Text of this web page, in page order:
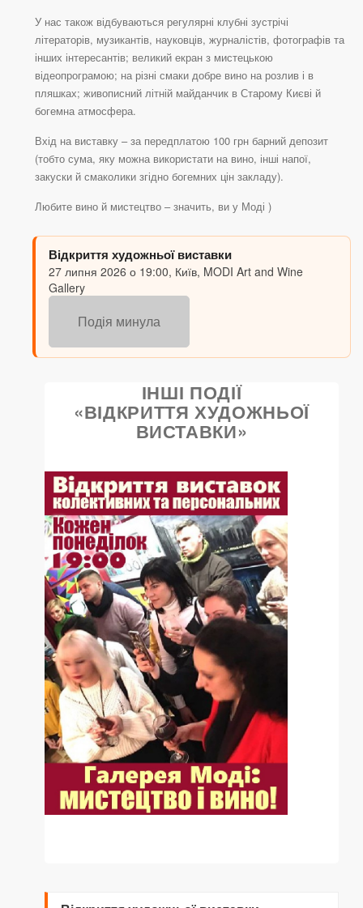
У нас також відбуваються регулярні клубні зустрічі
літераторів, музикантів, науковців, журналістів, фотографів та
інших інтересантів; великий екран з мистецькою
відеопрограмою; на різні смаки добре вино на розлив і в
пляшках; живописний літній майданчик в Старому Києві й
богемна атмосфера.
Вхід на виставку – за передплатою 100 грн барний депозит
(тобто сума, яку можна використати на вино, інші напої,
закуски й смаколики згідно богемних цін закладу).
Любите вино й мистецтво – значить, ви у Моді )
Відкриття художньої виставки
27 липня 2026 о 19:00, Київ, MODI Art and Wine
Gallery
Подія минула
ІНШІ ПОДІЇ
«ВІДКРИТТЯ ХУДОЖНЬОЇ
ВИСТАВКИ»